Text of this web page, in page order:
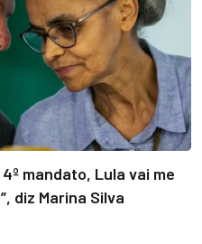
mandato, Lula vai me
diz Marina Silva